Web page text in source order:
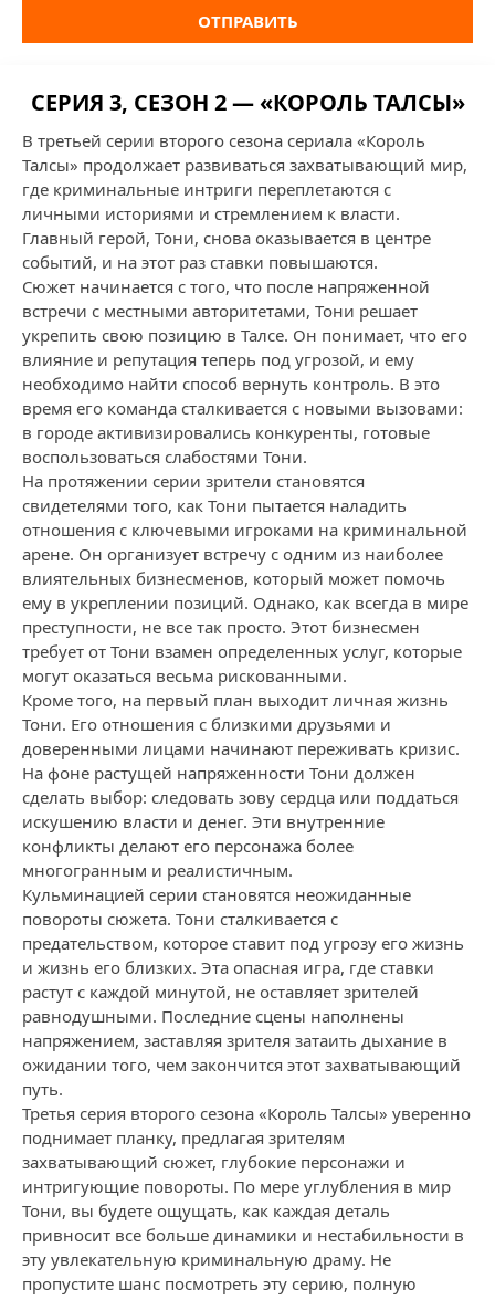
ОТПРАВИТЬ
СЕРИЯ 3, СЕЗОН 2 — «КОРОЛЬ ТАЛСЫ»
В третьей серии второго сезона сериала «Король
Талсы» продолжает развиваться захватывающий мир,
где криминальные интриги переплетаются с
личными историями и стремлением к власти.
Главный герой, Тони, снова оказывается в центре
событий, и на этот раз ставки повышаются.
Сюжет начинается с того, что после напряженной
встречи с местными авторитетами, Тони решает
укрепить свою позицию в Талсе. Он понимает, что его
влияние и репутация теперь под угрозой, и ему
необходимо найти способ вернуть контроль. В это
время его команда сталкивается с новыми вызовами:
в городе активизировались конкуренты, готовые
воспользоваться слабостями Тони.
На протяжении серии зрители становятся
свидетелями того, как Тони пытается наладить
отношения с ключевыми игроками на криминальной
арене. Он организует встречу с одним из наиболее
влиятельных бизнесменов, который может помочь
ему в укреплении позиций. Однако, как всегда в мире
преступности, не все так просто. Этот бизнесмен
требует от Тони взамен определенных услуг, которые
могут оказаться весьма рискованными.
Кроме того, на первый план выходит личная жизнь
Тони. Его отношения с близкими друзьями и
доверенными лицами начинают переживать кризис.
На фоне растущей напряженности Тони должен
сделать выбор: следовать зову сердца или поддаться
искушению власти и денег. Эти внутренние
конфликты делают его персонажа более
многогранным и реалистичным.
Кульминацией серии становятся неожиданные
повороты сюжета. Тони сталкивается с
предательством, которое ставит под угрозу его жизнь
и жизнь его близких. Эта опасная игра, где ставки
растут с каждой минутой, не оставляет зрителей
равнодушными. Последние сцены наполнены
напряжением, заставляя зрителя затаить дыхание в
ожидании того, чем закончится этот захватывающий
путь.
Третья серия второго сезона «Король Талсы» уверенно
поднимает планку, предлагая зрителям
захватывающий сюжет, глубокие персонажи и
интригующие повороты. По мере углубления в мир
Тони, вы будете ощущать, как каждая деталь
привносит все больше динамики и нестабильности в
эту увлекательную криминальную драму. Не
пропустите шанс посмотреть эту серию, полную